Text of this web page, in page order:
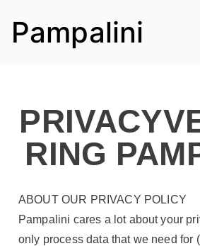
Pampalini
RING
ABOUT OUR PRIVACY POLICY
Pampalini cares a lot about your
only process data that we need for